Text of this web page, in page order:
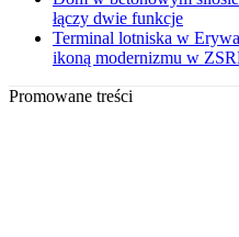
łączy dwie funkcje
Terminal lotniska w
ikoną modernizmu w
Promowane treści